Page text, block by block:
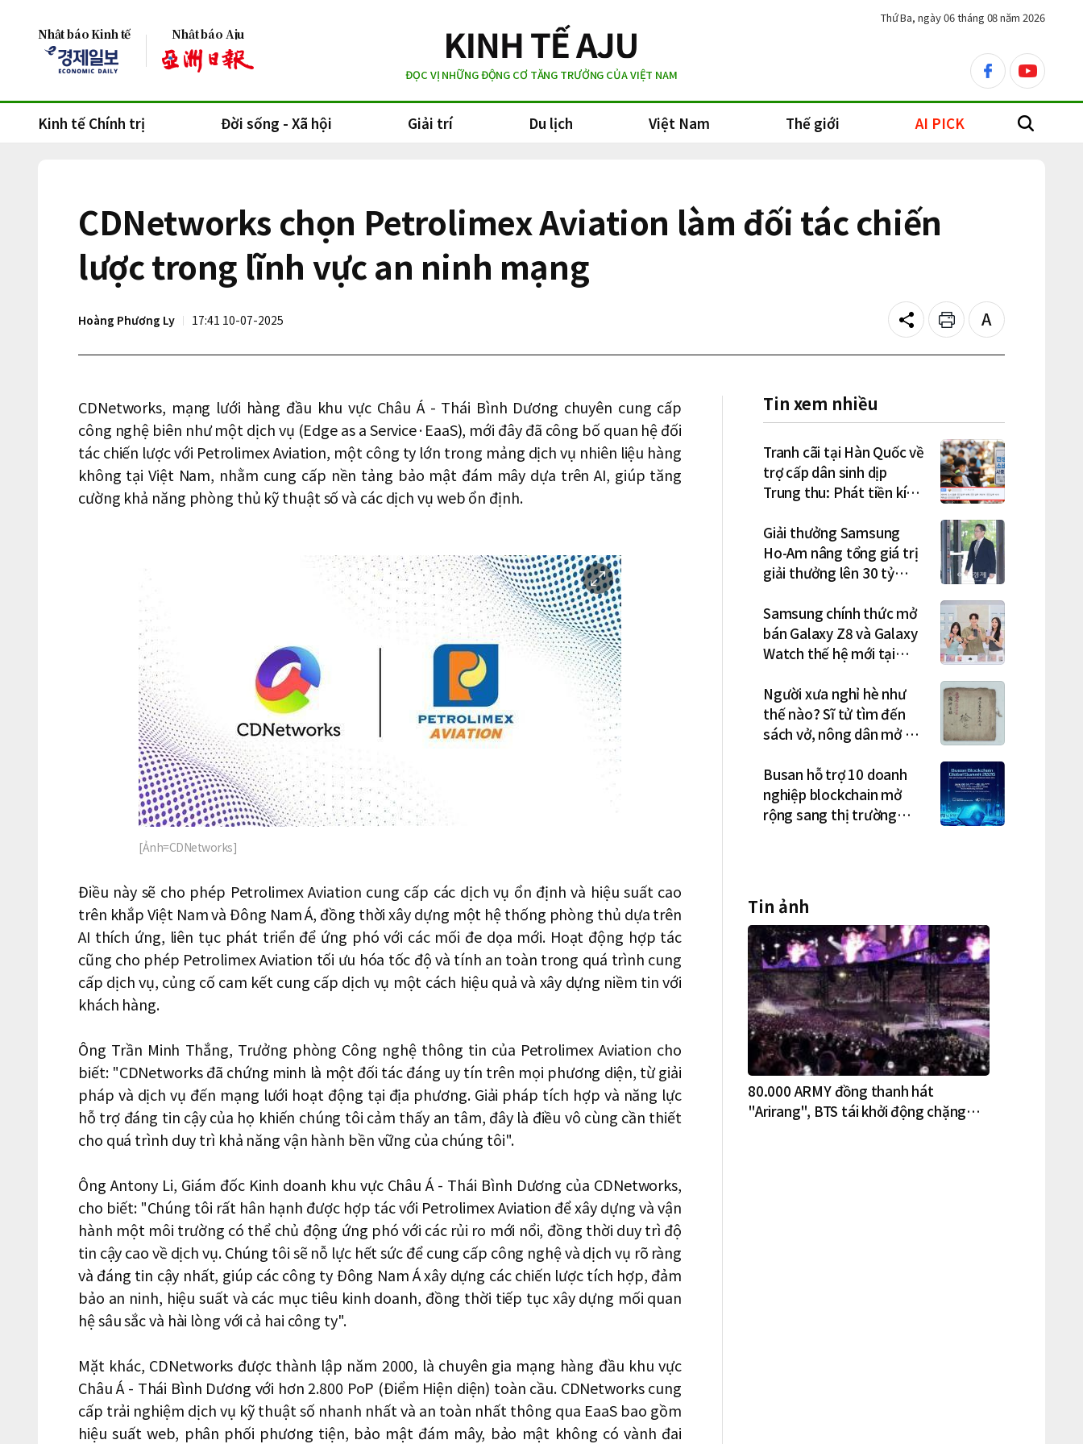
Nhật báo Kinh tế Nhật báo Aju
ĐỌC VỊ NHỮNG ĐỘNG CƠ TĂNG TRƯỞNG CỦA VIỆT NAM
facebookyoutube
Thứ Ba, ngày 06 tháng 08 năm 2026
Kinh tế Chính trị Đời sống - Xã hội Giải trí Du lịch Việt Nam Thế giới AI PICK search
CDNetworks chọn Petrolimex Aviation làm đối tác chiến
lược trong lĩnh vực an ninh mạng
Hoàng Phương Ly 17:41 10-07-2025 Share Print
Text
size
CDNetworks, mạng lưới hàng đầu khu vực Châu Á - Thái Bình Dương chuyên cung cấp
công nghệ biên như một dịch vụ (Edge as a Service·EaaS), mới đây đã công bố quan hệ đối
tác chiến lược với Petrolimex Aviation, một công ty lớn trong mảng dịch vụ nhiên liệu hàng
không tại Việt Nam, nhằm cung cấp nền tảng bảo mật đám mây dựa trên AI, giúp tăng
cường khả năng phòng thủ kỹ thuật số và các dịch vụ web ổn định.
이
미
지
확
대
[Ảnh=CDNetworks]
Điều này sẽ cho phép Petrolimex Aviation cung cấp các dịch vụ ổn định và hiệu suất cao
trên khắp Việt Nam và Đông Nam Á, đồng thời xây dựng một hệ thống phòng thủ dựa trên
AI thích ứng, liên tục phát triển để ứng phó với các mối đe dọa mới. Hoạt động hợp tác
cũng cho phép Petrolimex Aviation tối ưu hóa tốc độ và tính an toàn trong quá trình cung
cấp dịch vụ, củng cố cam kết cung cấp dịch vụ một cách hiệu quả và xây dựng niềm tin với
khách hàng.
Ông Trần Minh Thắng, Trưởng phòng Công nghệ thông tin của Petrolimex Aviation cho
biết: "CDNetworks đã chứng minh là một đối tác đáng uy tín trên mọi phương diện, từ giải
pháp và dịch vụ đến mạng lưới hoạt động tại địa phương. Giải pháp tích hợp và năng lực
hỗ trợ đáng tin cậy của họ khiến chúng tôi cảm thấy an tâm, đây là điều vô cùng cần thiết
cho quá trình duy trì khả năng vận hành bền vững của chúng tôi".
Ông Antony Li, Giám đốc Kinh doanh khu vực Châu Á - Thái Bình Dương của CDNetworks,
cho biết: "Chúng tôi rất hân hạnh được hợp tác với Petrolimex Aviation để xây dựng và vận
hành một môi trường có thể chủ động ứng phó với các rủi ro mới nổi, đồng thời duy trì độ
tin cậy cao về dịch vụ. Chúng tôi sẽ nỗ lực hết sức để cung cấp công nghệ và dịch vụ rõ ràng
và đáng tin cậy nhất, giúp các công ty Đông Nam Á xây dựng các chiến lược tích hợp, đảm
bảo an ninh, hiệu suất và các mục tiêu kinh doanh, đồng thời tiếp tục xây dựng mối quan
hệ sâu sắc và hài lòng với cả hai công ty".
Mặt khác, CDNetworks được thành lập năm 2000, là chuyên gia mạng hàng đầu khu vực
Châu Á - Thái Bình Dương với hơn 2.800 PoP (Điểm Hiện diện) toàn cầu. CDNetworks cung
cấp trải nghiệm dịch vụ kỹ thuật số nhanh nhất và an toàn nhất thông qua EaaS bao gồm
hiệu suất web, phân phối phương tiện, bảo mật đám mây, bảo mật không có vành đai
Tin xem nhiều
Tranh cãi tại Hàn Quốc về
trợ cấp dân sinh dịp
Trung thu: Phát tiền kích
tương lai?
Giải thưởng Samsung
Ho-Am nâng tổng giá trị
giải thưởng lên 30 tỷ
yong tham dự lễ trao giải
năm thứ 5 liên tiếp
Samsung chính thức mở
bán Galaxy Z8 và Galaxy
Watch thế hệ mới tại
triệu đơn đặt trước
Người xưa nghỉ hè như
thế nào? Sĩ tử tìm đến
sách vở, nông dân mở hội
Busan hỗ trợ 10 doanh
nghiệp blockchain mở
rộng sang thị trường
Tin ảnh
80.000 ARMY đồng thanh hát
"Arirang", BTS tái khởi động chặng